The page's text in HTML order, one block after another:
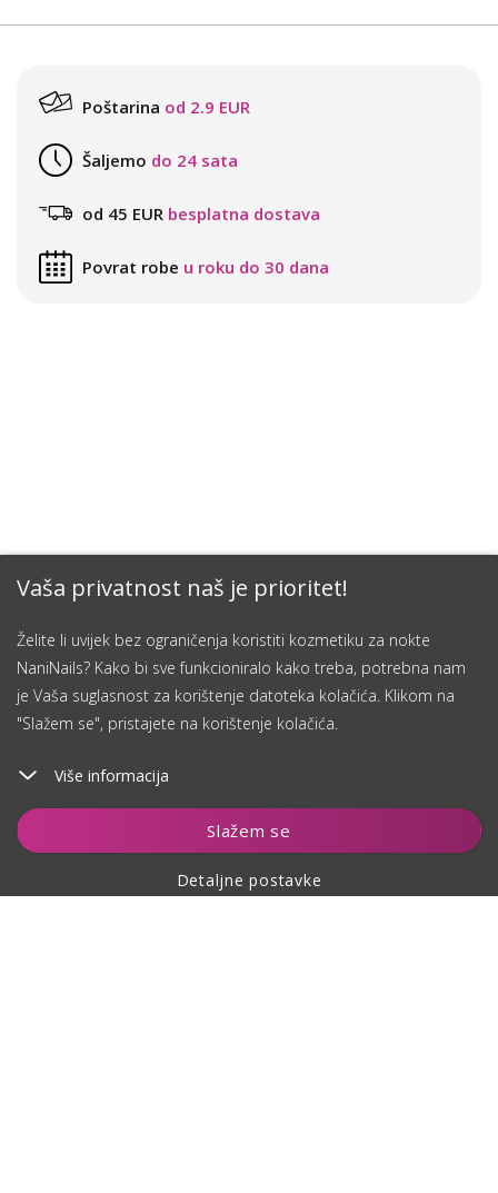
Vaša privatnost naš je prioritet!
Želite li uvijek bez ograničenja koristiti kozmetiku za nokte
NaniNails? Kako bi sve funkcioniralo kako treba, potrebna nam
je Vaša suglasnost za korištenje datoteka kolačića. Klikom na
"Slažem se", pristajete na korištenje kolačića.
Više informacija
Slažem se
Detaljne postavke
Dodaj u košaricu
Poštarina od 2.9 EUR
Šaljemo do 24 sata
od 45 EUR besplatna dostava
Povrat robe u roku do 30 dana